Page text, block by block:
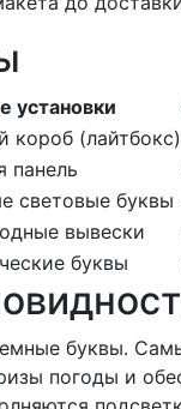
установки
короб (лайтбокс)
панель
световые буквы
вывески
буквы
буквы.
погоды и